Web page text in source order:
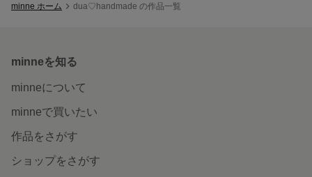
minne ホーム dua♡handmade の作品一覧
minneを知る
minneについて
minneで買いたい
作品をさがす
ショップをさがす